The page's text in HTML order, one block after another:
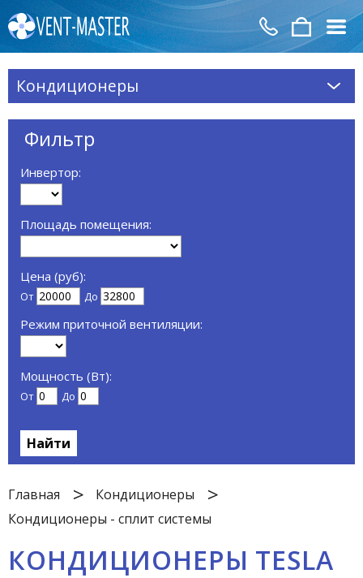
Главная
Кондиционеры
Кондиционеры - сплит системы
КОНДИЦИОНЕРЫ TESLA
Кондиционеры
Фильтр
Инвертор:
Площадь помещения:
Цена (руб):
От До
Режим приточной вентиляции:
Мощность (Вт):
От До
Найти